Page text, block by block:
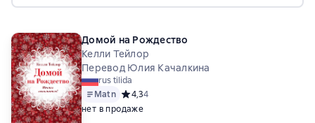
Домой на Рождество
Келли Тейлор
Перевод Юлия Качалкина
rus tilida
Matn Средний рейтинг 4,3 на основе 4 оценок
4,34
нет в продаже